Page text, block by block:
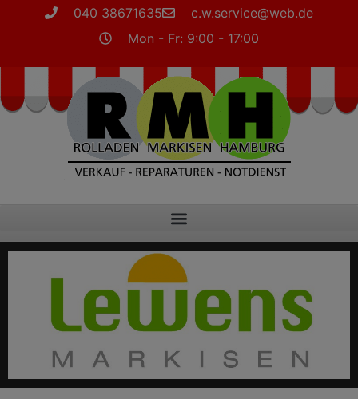
040 38671635
c.w.service@web.de
Mon - Fr: 9:00 - 17:00